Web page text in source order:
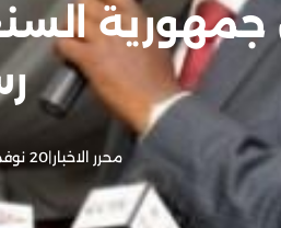
محرر الاخبار|20 نوفمبر, 2012